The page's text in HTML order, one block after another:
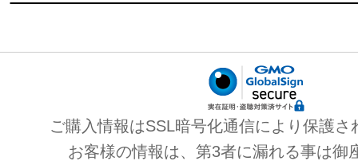
ご購入情報はSSL暗号化通信により保護さ
お客様の情報は、第3者に漏れる事は御